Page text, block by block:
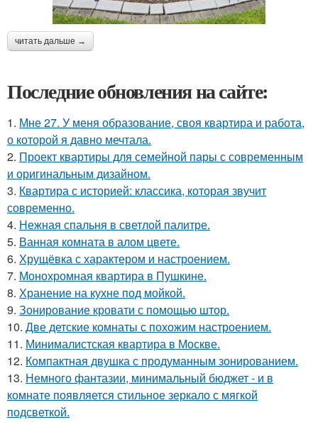
читать дальше →
Последние обновления на сайте:
1. Мне 27. У меня образование, своя квартира и работа,
о которой я давно мечтала.
2. Проект квартиры для семейной пары с современным
и оригинальным дизайном.
3. Квартира с историей: классика, которая звучит
современно.
4. Нежная спальня в светлой палитре.
5. Ванная комната в алом цвете.
6. Хрущёвка с характером и настроением.
7. Монохромная квартира в Пушкине.
8. Хранение на кухне под мойкой.
9. Зонирование кровати с помощью штор.
10. Две детские комнаты с похожим настроением.
11. Минималистская квартира в Москве.
12. Компактная двушка с продуманным зонированием.
13. Немного фантазии, минимальный бюджет - и в
комнате появляется стильное зеркало с мягкой
подсветкой.